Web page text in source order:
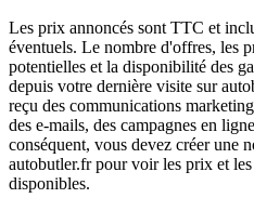
Les prix annoncés sont TTC et
éventuels. Le nombre d'offres, les
potentielles et la disponibilité des
depuis votre dernière visite sur
reçu des communications
des e-mails, des campagnes en
conséquent, vous devez créer une
autobutler.fr pour voir les prix et
disponibles.